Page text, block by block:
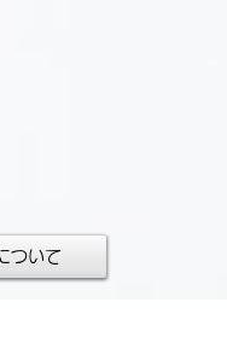
ついて